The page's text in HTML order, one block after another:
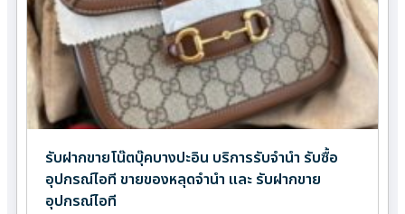
รับฝากขายโน๊ตบุ๊คบางปะอิน บริการรับจำนำ รับซื้อ
อุปกรณ์ไอที ขายของหลุดจำนำ และ รับฝากขาย
อุปกรณ์ไอที